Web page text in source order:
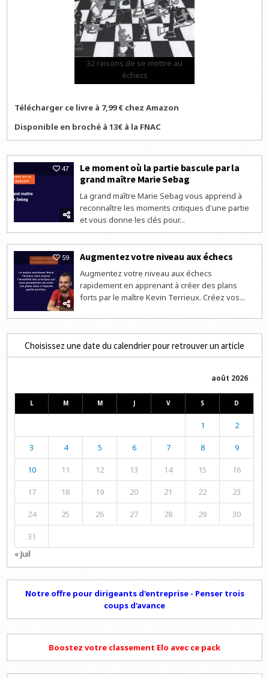
32 raisons de se mettre au
échecs
Télécharger ce livre à 7,99 € chez Amazon
Disponible en broché à 13€ à la FNAC
47
Le moment où la partie bascule par la
grand maître Marie Sebag
La grand maître Marie Sebag vous apprend à
reconnaître les moments critiques d'une partie
et vous donne les clés pour...
59 Augmentez votre niveau aux échecs
Augmentez votre niveau aux échecs
rapidement en apprenant à créer des plans
forts par le maître Kevin Terrieux. Créez vos...
Choisissez une date du calendrier pour retrouver un article
août 2026
L M M J V S D
1 2
3 4 5 6 7 8 9
10 11 12 13 14 15 16
17 18 19 20 21 22 23
24 25 26 27 28 29 30
31
« Juil
Notre offre pour dirigeants d'entreprise - Penser trois
coups d'avance
Boostez votre classement Elo avec ce pack